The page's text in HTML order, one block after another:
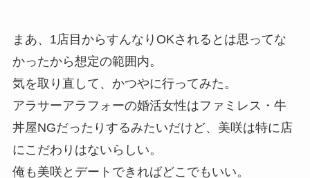
まあ、1店目からすんなりOKされるとは思ってな
かったから想定の範囲内。
気を取り直して、かつやに行ってみた。
アラサーアラフォーの婚活女性はファミレス・牛
丼屋NGだったりするみたいだけど、美咲は特に店
にこだわりはないらしい。
俺も美咲とデートできればどこでもいい。